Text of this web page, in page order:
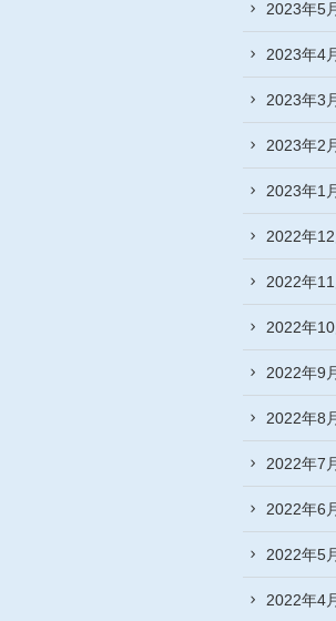
2023年5
2023年4
2023年3
2023年2
2023年1
2022年12
2022年11
2022年10
2022年9
2022年8
2022年7
2022年6
2022年5
2022年4